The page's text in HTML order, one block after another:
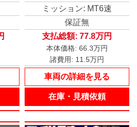
ミッション: MT6速
保証無
支払総額: 77.8万円
本体価格: 66.3万円
諸費用: 11.5万円
車両の詳細を見る
在庫・見積依頼